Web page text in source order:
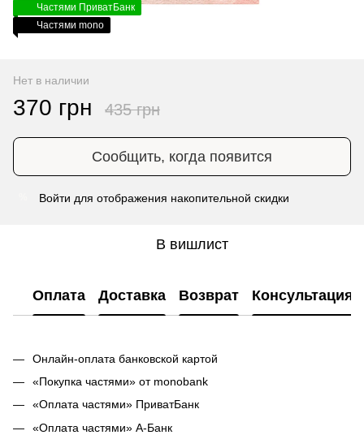
Частями ПриватБанк
Частями mono
Нет в наличии
370 грн 435 грн
Сообщить, когда появится
Войти для отображения накопительной скидки
В вишлист
Оплата Доставка Возврат Консультация
Онлайн-оплата банковской картой
«Покупка частями» от monobank
«Оплата частями» ПриватБанк
«Оплата частями» А-Банк